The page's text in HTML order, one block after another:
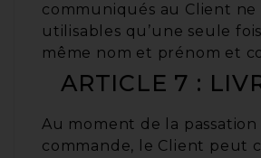
communiqués au Client ne
utilisables qu’une seule
même nom et prénom et
ARTICLE 7 :
Au moment de la passation
commande, le Client peut